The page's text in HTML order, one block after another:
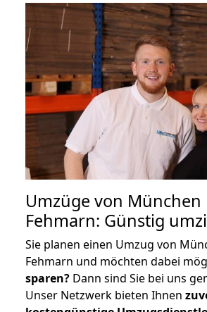
Umzüge von München
Fehmarn: Günstig
Sie planen einen Umzug von
Fehmarn und möchten dabei
sparen? Dann sind Sie bei uns
Unser Netzwerk bieten Ihnen